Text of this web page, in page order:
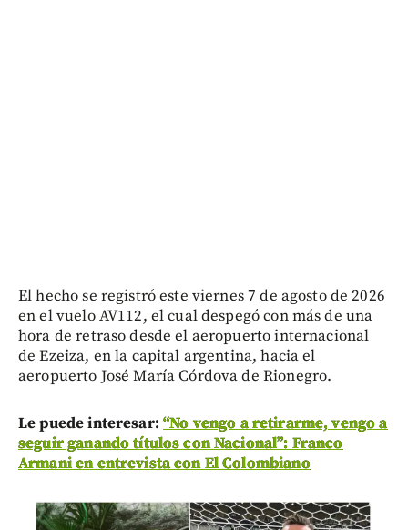
El hecho se registró este viernes 7 de agosto de 2026
en el vuelo AV112, el cual despegó con más de una
hora de retraso desde el aeropuerto internacional
de Ezeiza, en la capital argentina, hacia el
aeropuerto José María Córdova de Rionegro.
Le puede interesar: “No vengo a retirarme, vengo a
seguir ganando títulos con Nacional”: Franco
Armani en entrevista con El Colombiano